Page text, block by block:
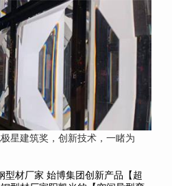
星建筑奖，创新技术，一睹为
型材厂家 始博集团创新产品【超